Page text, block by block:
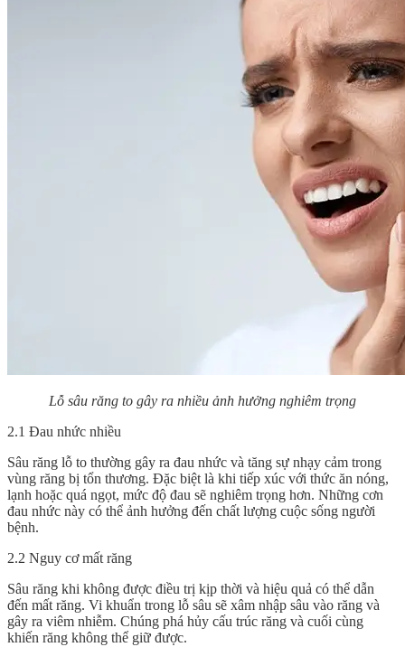
Lỗ sâu răng to gây ra nhiều ảnh hưởng nghiêm trọng
2.1 Đau nhức nhiều
Sâu răng lỗ to thường gây ra đau nhức và tăng sự nhạy cảm trong
vùng răng bị tổn thương. Đặc biệt là khi tiếp xúc với thức ăn nóng,
lạnh hoặc quá ngọt, mức độ đau sẽ nghiêm trọng hơn. Những cơn
đau nhức này có thể ảnh hưởng đến chất lượng cuộc sống người
bệnh.
2.2 Nguy cơ mất răng
Sâu răng khi không được điều trị kịp thời và hiệu quả có thể dẫn
đến mất răng. Vi khuẩn trong lỗ sâu sẽ xâm nhập sâu vào răng và
gây ra viêm nhiễm. Chúng phá hủy cấu trúc răng và cuối cùng
khiến răng không thể giữ được.